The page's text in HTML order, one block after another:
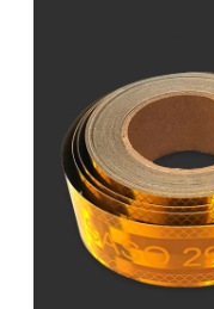
Доставка